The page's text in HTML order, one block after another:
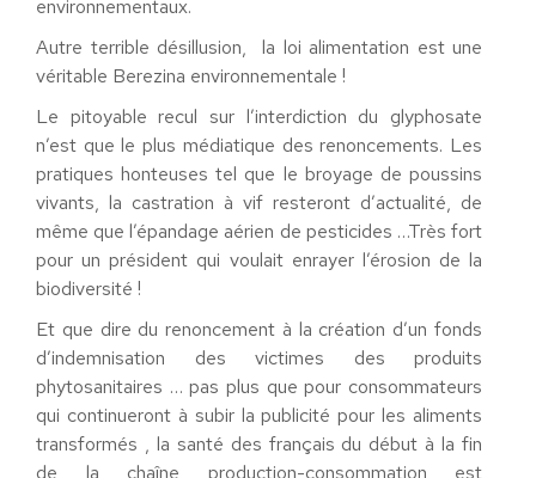
environnementaux.
Autre terrible désillusion, la loi alimentation est une
véritable Berezina environnementale !
Le pitoyable recul sur l’interdiction du glyphosate
n’est que le plus médiatique des renoncements. Les
pratiques honteuses tel que le broyage de poussins
vivants, la castration à vif resteront d’actualité, de
même que l’épandage aérien de pesticides …Très fort
pour un président qui voulait enrayer l’érosion de la
biodiversité !
Et que dire du renoncement à la création d’un fonds
d’indemnisation des victimes des produits
phytosanitaires … pas plus que pour consommateurs
qui continueront à subir la publicité pour les aliments
transformés , la santé des français du début à la fin